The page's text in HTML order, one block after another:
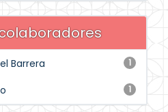
1
Barrera
1